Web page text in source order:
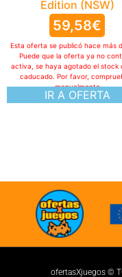
ofertasXjuegos ©